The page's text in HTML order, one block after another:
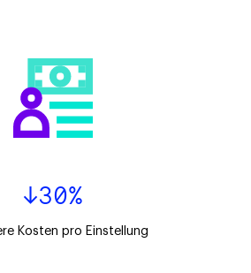
↓30%
Kosten pro Einstellung